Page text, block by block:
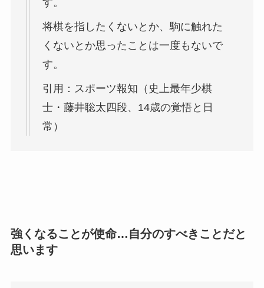
将棋を指したくないとか、駒に触れた
くないとか思ったことは一度もないで
す。
引用：スポーツ報知（史上最年少棋
士・藤井聡太四段、14歳の覚悟と日
常）
強くなることが使命…自分のすべきことだと
思います